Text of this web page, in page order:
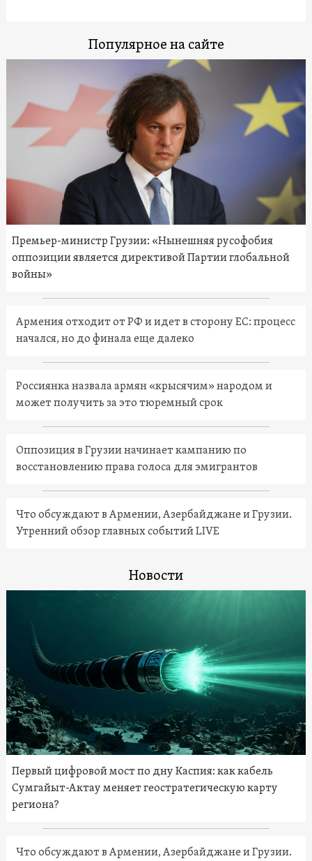
Популярное на сайте
Премьер-министр Грузии: «Нынешняя русофобия
оппозиции является директивой Партии глобальной
войны»
Армения отходит от РФ и идет в сторону ЕС: процесс
начался, но до финала еще далеко
Россиянка назвала армян «крысячим» народом и
может получить за это тюремный срок
Оппозиция в Грузии начинает кампанию по
восстановлению права голоса для эмигрантов
Что обсуждают в Армении, Азербайджане и Грузии.
Утренний обзор главных событий LIVE
Новости
Первый цифровой мост по дну Каспия: как кабель
Сумгайыт-Актау меняет геостратегическую карту
региона?
Что обсуждают в Армении, Азербайджане и Грузии.